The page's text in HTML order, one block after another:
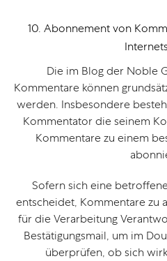
10. Abonnement von
Die im Blog der Noble
Kommentare können
werden. Insbesondere
Kommentator die seinem
Kommentare zu einem
Sofern sich eine
entscheidet, Kommentare zu
für die Verarbeitung
Bestätigungsmail, um im
überprüfen, ob sich